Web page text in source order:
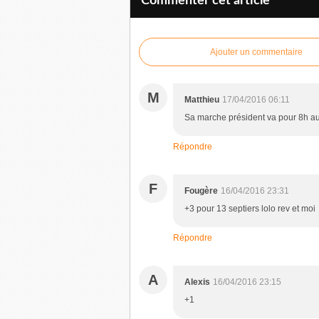
Ajouter un commentaire
M Matthieu 17/04/2016 06:11
Sa marche président va pour 8h
Répondre
F Fougère 16/04/2016 23:31
+3 pour 13 septiers lolo rev et moi
Répondre
A Alexis 16/04/2016 23:15
+1